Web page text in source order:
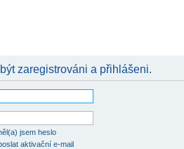
zaregistrováni a přihlášeni.
jsem heslo
aktivační e-mail